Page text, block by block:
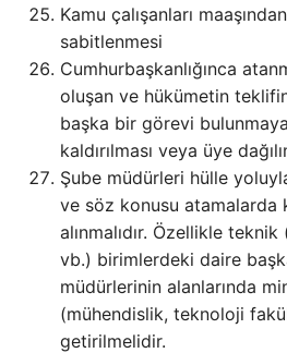
Kamu çalışanları
sabitlenmesi
Cumhurbaşkanlığınca
oluşan ve hükümetin
başka bir görevi
kaldırılması veya üye
Şube müdürleri hülle
ve söz konusu atamalarda
alınmalıdır. Özellikle
vb.) birimlerdeki daire
müdürlerinin alanlarında
(mühendislik, teknoloji
getirilmelidir.